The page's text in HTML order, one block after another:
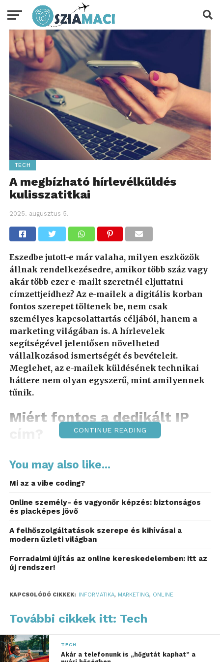
TECH
A megbízható hírlevélküldés
kulisszatitkai
2025. augusztus 5.
Eszedbe jutott-e már valaha, milyen eszközök
állnak rendelkezésedre, amikor több száz vagy
akár több ezer e-mailt szeretnél eljuttatni
címzettjeidhez? Az e-mailek a digitális korban
fontos szerepet töltenek be, nem csak
személyes kapcsolattartás céljából, hanem a
marketing világában is. A hírlevelek
segítségével jelentősen növelheted
vállalkozásod ismertségét és bevételeit.
Meglehet, az e-mailek küldésének technikai
háttere nem olyan egyszerű, mint amilyennek
tűnik.
Miért fontos a dedikált IP
megbízható infrastruktúra, főleg, ha
hogy a használt IP cím kizárólag a te levelezési
céljaidra legyen fenntartva. Miért is számít ez? Azért,
mert a dedikált IP cím révén elkerülheted, hogy e-
maileid a spam mappába kerüljenek, csak mert
mások korábban kéretlen leveleket küldtek az adott
IP címről. Így biztosíthatod, hogy üzeneteid ne
vesszenek el egy mások által terhelt múlt miatt.
Az e-mailküldési korlátok
Tudtad, hogy sok internetszolgáltató és e-mail
szolgáltató korlátozza a kézbesíthető e-mailek
számát óránként? Ez probléma lehet, ha több ezer
CONTINUE READING
You may also like...
Mi az a vibe coding?
Online személy- és vagyonőr képzés: biztonságos
és piacképes jövő
A felhőszolgáltatások szerepe és kihívásai a
modern üzleti világban
Forradalmi újítás az online kereskedelemben: itt az
új rendszer!
KAPCSOLÓDÓ CIKKEK: INFORMATIKA, MARKETING, ONLINE
További cikkek itt: Tech
TECH
Akár a telefonunk is „hőgutát kaphat” a